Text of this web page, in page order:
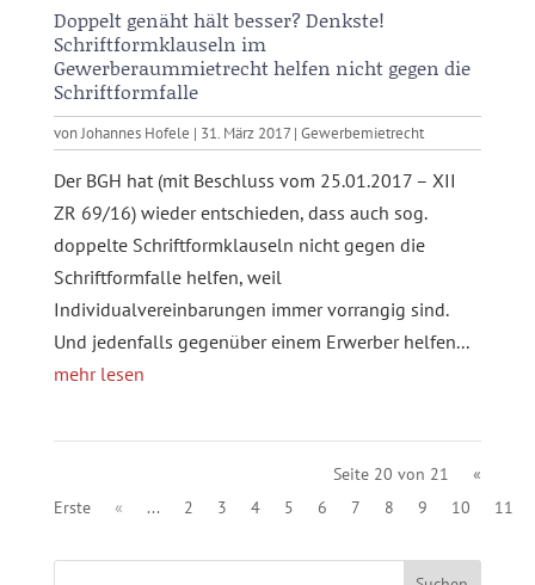
Doppelt genäht hält besser? Denkste!
Schriftformklauseln im
Gewerberaummietrecht helfen nicht gegen die
Schriftformfalle
vonJohannes Hofele | 31. März 2017| Gewerbemietrecht
Der BGH hat (mit Beschluss vom 25.01.2017 – XII
ZR 69/16) wieder entschieden, dass auch sog.
doppelte Schriftformklauseln nicht gegen die
Schriftformfalle helfen, weil
Individualvereinbarungen immer vorrangig sind.
Und jedenfalls gegenüber einem Erwerber helfen...
mehr lesen
Seite 20 von 21
«
Erste
« ... 2 3 4 5 6 7 8 9 10 11